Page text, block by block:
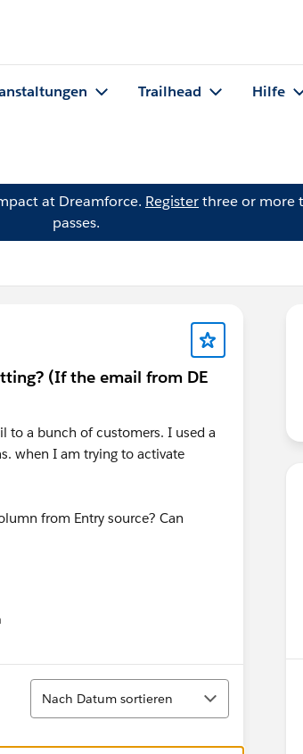
Trailhead Hilfe
at Dreamforce. Registerthree or more
passes.
(If the email from DE
to a bunch of customers. I used a
when I am trying to activate
from Entry source? Can
Sortieren
Nach Datum sortieren